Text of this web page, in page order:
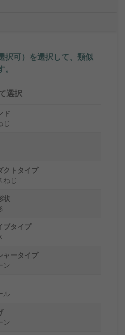
択可）を選択して、類似
選択
ド
じ
クトタイプ
ねじ
状
ブタイプ
ャータイプ
ン
ル
ン